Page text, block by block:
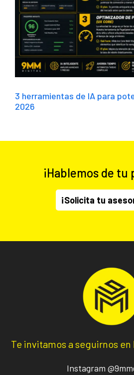
3 herramientas de IA para
2026
¡Hablemos de tu
¡Solicita tu
Te invitamos a seguirnos en
Instagram